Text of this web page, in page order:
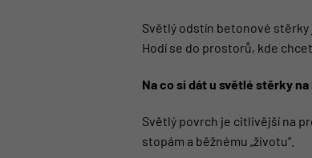
Světlý odstín betonové stěrky
Hodí se do prostorů, kde
Na co si dát u světlé stěrky
Světlý povrch je citlivější na
stopám a běžnému „životu“.